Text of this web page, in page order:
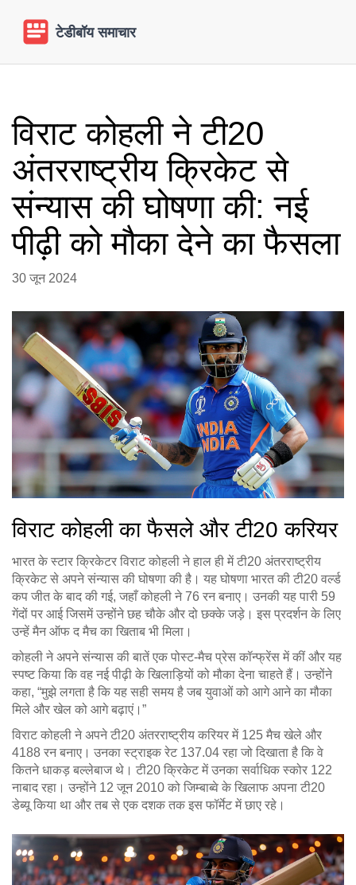
विराट कोहली ने टी20
अंतरराष्ट्रीय क्रिकेट से
संन्यास की घोषणा की: नई
पीढ़ी को मौका देने का फैसला
30 जून 2024
विराट कोहली का फैसले और टी20 करियर
भारत के स्टार क्रिकेटर विराट कोहली ने हाल ही में टी20 अंतरराष्ट्रीय
क्रिकेट से अपने संन्यास की घोषणा की है। यह घोषणा भारत की टी20 वर्ल्ड
कप जीत के बाद की गई, जहाँ कोहली ने 76 रन बनाए। उनकी यह पारी 59
गेंदों पर आई जिसमें उन्होंने छह चौके और दो छक्के जड़े। इस प्रदर्शन के लिए
उन्हें मैन ऑफ द मैच का खिताब भी मिला।
कोहली ने अपने संन्यास की बातें एक पोस्ट-मैच प्रेस कॉन्फ्रेंस में कीं और यह
स्पष्ट किया कि वह नई पीढ़ी के खिलाड़ियों को मौका देना चाहते हैं। उन्होंने
कहा, “मुझे लगता है कि यह सही समय है जब युवाओं को आगे आने का मौका
मिले और खेल को आगे बढ़ाएं।”
विराट कोहली ने अपने टी20 अंतरराष्ट्रीय करियर में 125 मैच खेले और
4188 रन बनाए। उनका स्ट्राइक रेट 137.04 रहा जो दिखाता है कि वे
कितने धाकड़ बल्लेबाज थे। टी20 क्रिकेट में उनका सर्वाधिक स्कोर 122
नाबाद रहा। उन्होंने 12 जून 2010 को जिम्बाब्वे के खिलाफ अपना टी20
डेब्यू किया था और तब से एक दशक तक इस फॉर्मेट में छाए रहे।